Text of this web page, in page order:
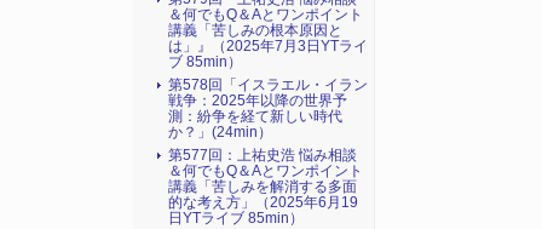
＆何でもQ＆Aとワンポイント
講義「苦しみの根本原因と
は」』（2025年7月3日YTライ
ブ 85min）
第578回「イスラエル・イラン
戦争：2025年以降の世界予
測：紛争を経て新しい時代
か？」(24min）
第577回：上祐史浩 悩み相談
＆何でもQ＆Aとワンポイント
講義「苦しみを解消する多面
的な考え方」（2025年6月19
日YTライブ 85min）